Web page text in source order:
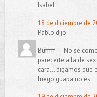
Isabel
18 de diciembre de
Pablo dijo...
Bufffff.... No se
parecerte a la de
cara... digamos que
luego guapa no es.